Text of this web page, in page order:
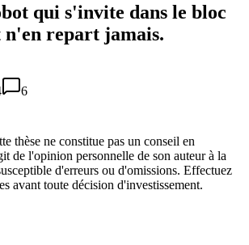
qui s'invite dans le bloc
n'en repart jamais.
6
thèse ne constitue pas un conseil en
de l'opinion personnelle de son auteur à la
d'erreurs ou d'omissions. Effectuez
avant toute décision d'investissement.